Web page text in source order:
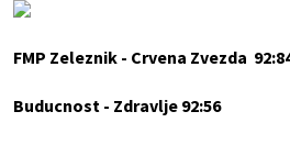
FMP Zeleznik - Crvena Zvezda
Buducnost - Zdravlje 92:56